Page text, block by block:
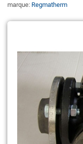
marque: Regmatherm